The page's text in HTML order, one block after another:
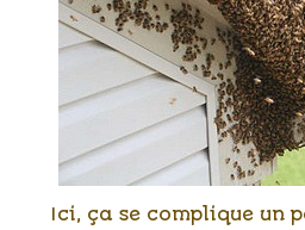
Ici, ça se complique un